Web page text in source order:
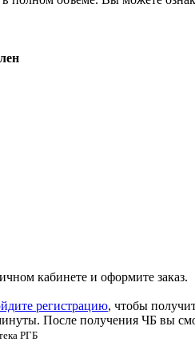
кабинете и оформите заказ.
регистрацию, чтобы
После получения ЧБ вы
РГБ